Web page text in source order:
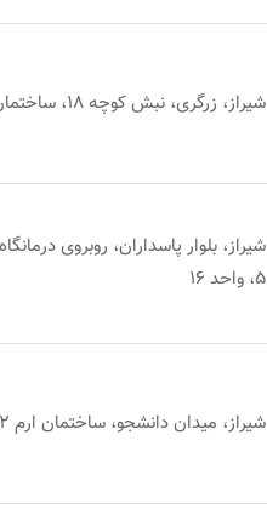
شیراز، زرگری، نبش کوچه 18، ساختمان مدیکال، طبقه 2
شیراز، بلوار پاسداران، روبروی
5، واحد 16
شیراز، میدان دانشجو، ساختمان ارم 2، طبقه فوقانی دروخانه امین علی